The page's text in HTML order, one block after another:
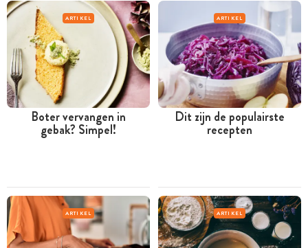
ARTIKEL
Boter vervangen in
gebak? Simpel!
ARTIKEL
Dit zijn de populairste
recepten
ARTIKEL ARTIKEL